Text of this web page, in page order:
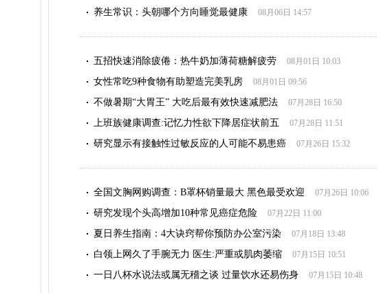
养生常识：头朝哪个方向睡觉最健康 08月06日 14:57
五招快速消除疲倦：热牛奶加薄荷糖解疲劳 08月01日 10:03
女性常吃9种食物有助塑造完美乳房 08月01日 09:56
不做暑期“大胃王” 大吃后最有效快速减肥法 07月28日 16:50
上班族健康调查:记忆力性欲下降居症状前五 07月28日 11:51
研究显示有接触性过敏反应的人可能不易患癌 07月26日 15:32
全国文胸网购调查：B罩杯销量最大 黑色最受欢迎 07月26日 10:06
研究发现个头高增加10种常见癌症危险 07月22日 11:00
夏日养生指南：4大诀窍帮你预防办公室污染 07月18日 13:48
白领上网久了手腕无力 医生:严重或肌肉萎缩 07月15日 10:51
一日八杯水说法或属无稽之谈 过量饮水还易伤身 07月15日 10:48